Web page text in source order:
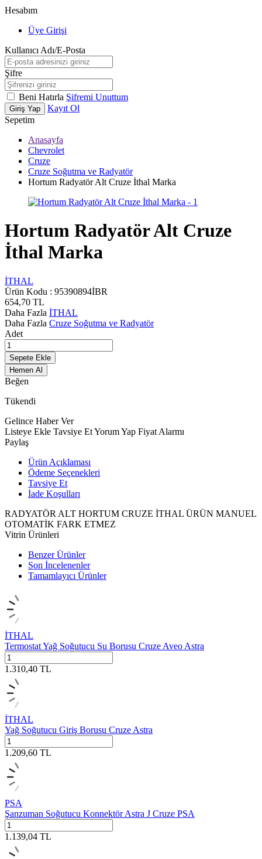
Hesabım
Üye Girişi
Kullanıcı Adı/E-Posta
Şifre
Beni Hatırla Şifremi Unuttum
Giriş Yap
Kayıt Ol
Sepetim
Anasayfa
Chevrolet
Cruze
Cruze Soğutma ve Radyatör
Hortum Radyatör Alt Cruze İthal Marka
Hortum Radyatör Alt Cruze
İthal Marka
İTHAL
Ürün Kodu : 95390894İBR
654,70 TL
Daha Fazla İTHAL
Daha Fazla Cruze Soğutma ve Radyatör
Adet
Sepete Ekle
Hemen Al
Beğen
Tükendi
Gelince Haber Ver
Listeye Ekle Tavsiye EtYorum Yap Fiyat Alarmı
Paylaş
Ürün Açıklaması
Ödeme Seçenekleri
Tavsiye Et
İade Koşulları
RADYATÖR ALT HORTUM CRUZE İTHAL ÜRÜN MANUEL
OTOMATİK FARK ETMEZ
Vitrin Ürünleri
Benzer Ürünler
Son İncelenenler
Tamamlayıcı Ürünler
İTHAL
Termostat Yağ Soğutucu Su Borusu Cruze Aveo Astra
1.310,40 TL
İTHAL
Yağ Soğutucu Giriş Borusu Cruze Astra
1.209,60 TL
PSA
Şanzuman Soğutucu Konnektör Astra J Cruze PSA
1.139,04 TL